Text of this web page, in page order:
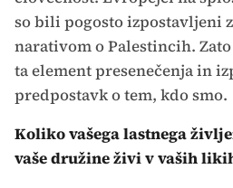
so bili pogosto izpostavljeni
narativom o Palestincih.
ta element presenečenja in
predpostavk o tem, kdo smo.
Koliko vašega lastnega
vaše družine živi v vaših